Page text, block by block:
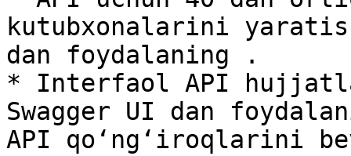
kutubxonalarini yaratish
dan foydalaning .
* Interfaol API
Swagger UI dan
API qo‘ng‘iroqlarini